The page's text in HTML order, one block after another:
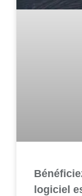
logiciel